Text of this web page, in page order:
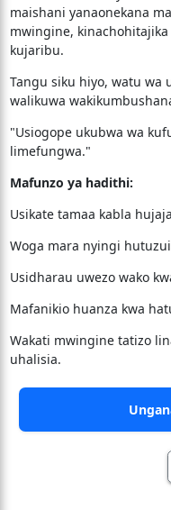
maishani yanaonekana
mwingine,
kujaribu.
Tangu siku hiyo, watu wa
walikuwa
"Usiogope ukubwa wa
limefungwa."
Mafunzo ya hadithi:
Usikate tamaa kabla
Woga mara nyingi
Usidharau uwezo wako
Mafanikio huanza kwa
Wakati mwingine tatizo
uhalisia.